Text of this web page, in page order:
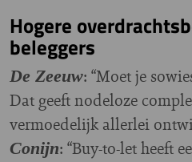
Hogere
beleggers
De Zeeuw: “Moet je
Dat geeft nodeloze
vermoedelijk allerlei
Conijn: “Buy-to-let heeft